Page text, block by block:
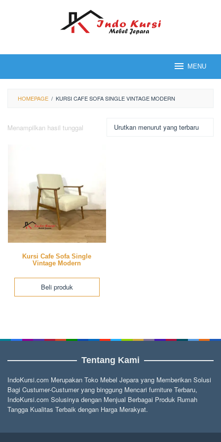
MENU
HOMEPAGE / KURSI CAFE SOFA SINGLE VINTAGE MODERN
Menampilkan hasil tunggal
Kursi Cafe Sofa Single
Vintage Modern
Beli produk
Tentang Kami
IndoKursi.com Merupakan Toko Mebel Jepara yang Memberikan Solusi
Bagi Custumer-Custumer yang binggung Mencari furniture Terbaru,
IndoKursi.com Solusinya dengan Menjual Berbagai Produk Rumah
Tangga Kualitas Terbaik dengan Harga Merakyat.